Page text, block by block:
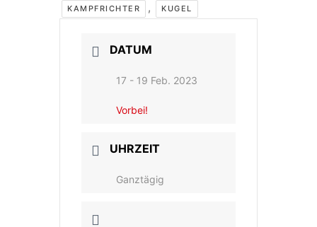
KAMPFRICHTER , KUGEL
DATUM
17 - 19 Feb. 2023
Vorbei!
UHRZEIT
Ganztägig